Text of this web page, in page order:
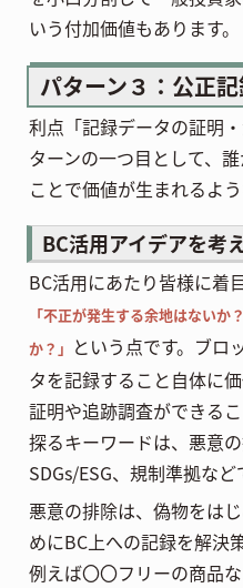
いう付加価値もあります。
パターン３：公正
利点「記録データの証明
ターンの一つ目として、
ことで価値が生まれるよう
BC活用アイデアを考
BC活用にあたり皆様に着
「不正が発生する余地はないか
か？」 という点です。ブロ
タを記録すること自体に
証明や追跡調査ができる
探るキーワードは、悪意
SDGs/ESG、規制準拠など
悪意の排除は、偽物をは
めにBC上への記録を解決
例えば〇〇フリーの商品